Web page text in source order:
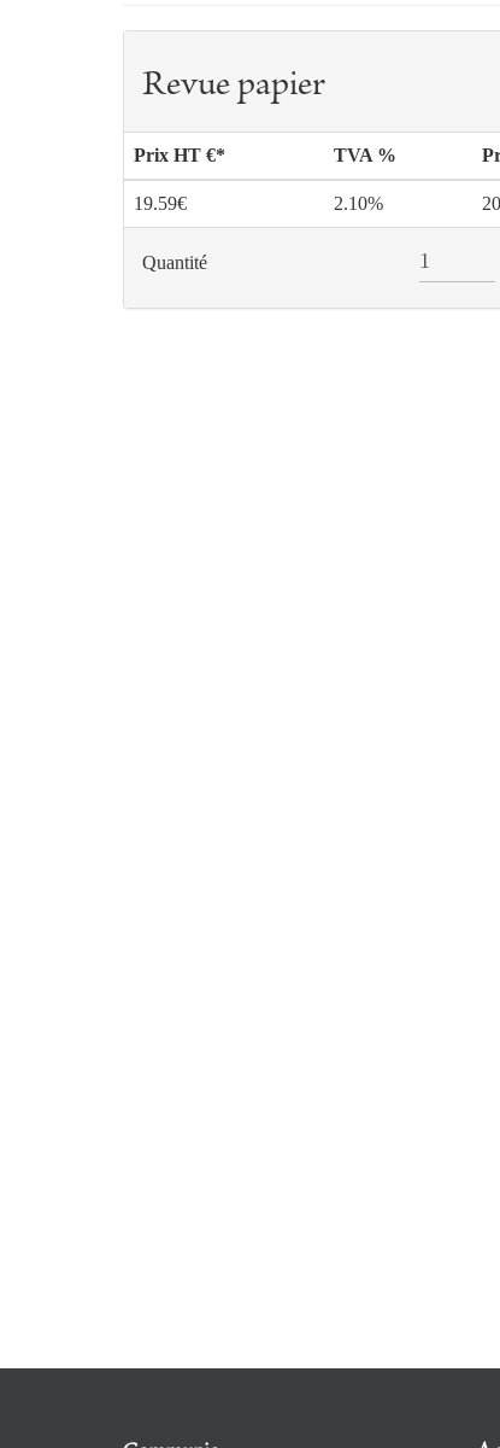
Revue papier
Prix HT €* TVA %
19.59€ 2.10%
Quantité